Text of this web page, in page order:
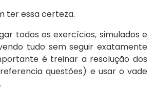
ter essa certeza.
todos os exercícios, simulados e
tudo sem seguir exatamente
é treinar a resolução dos
questões) e usar o vade